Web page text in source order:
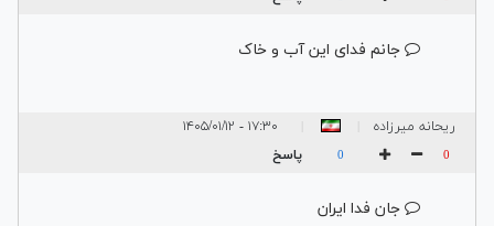
جانم فدای این آب و خاک
ریحانه میرزاده ۱۷:۳۰ - ۱۴۰۵/۰۱/۱۲
0
0 پاسخ
جان فدا ایران